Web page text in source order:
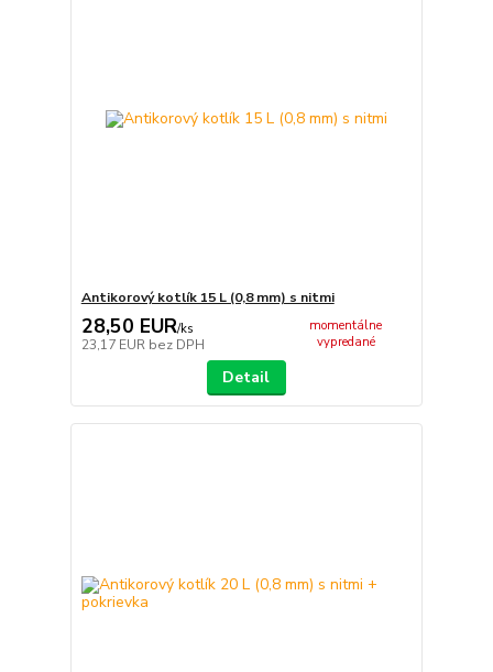
Antikorový kotlík 15 L (0,8 mm) s nitmi
28,50 EUR/ks
23,17 EUR bez DPH
momentálne
vypredané
Detail